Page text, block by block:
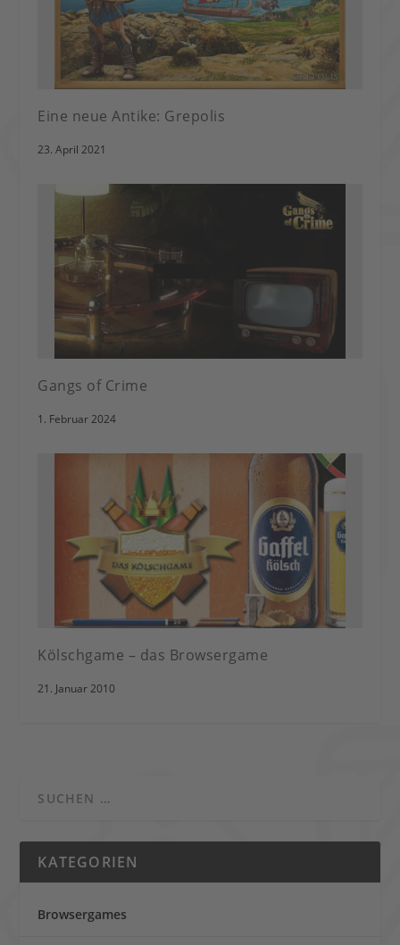
Eine neue Antike: Grepolis
23. April 2021
Gangs of Crime
1. Februar 2024
Kölschgame – das Browsergame
21. Januar 2010
KATEGORIEN
Browsergames